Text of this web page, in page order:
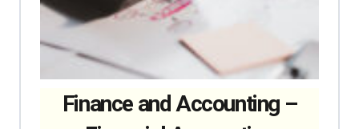
Finance and Accounting –